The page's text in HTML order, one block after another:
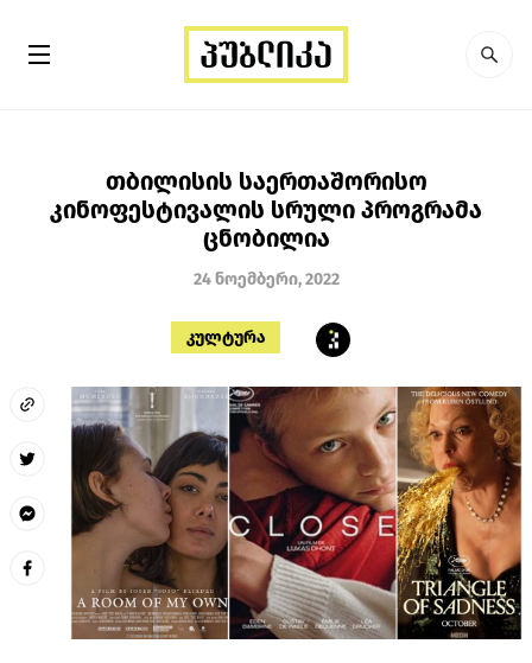
თბილისის საერთაშორისო
კინოფესტივალის სრული პროგრამა
ცნობილია
24 ნოემბერი, 2022
კულტურა